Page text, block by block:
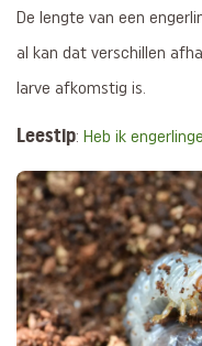
De lengte van een
al kan dat verschillen
larve afkomstig is.
Leestip: Heb ik